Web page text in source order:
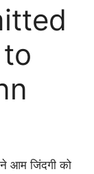
ने आम जिंदगी को